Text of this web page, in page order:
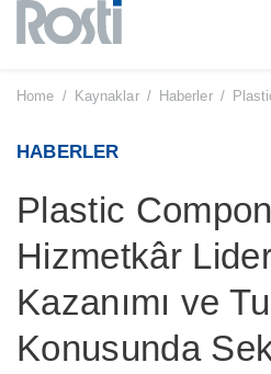
Skip
content
Home / Kaynaklar / Haberler /
HABERLER
Plastic
Hizmetkâr
Kazanımı ve
Konusunda